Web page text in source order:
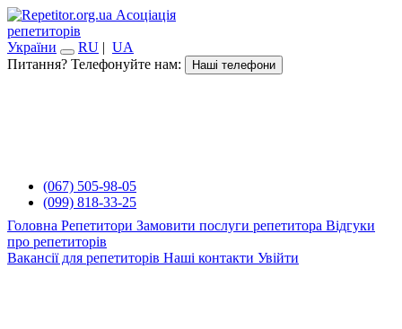
Асоціація
репетиторів
України
RU | UA
Питання? Телефонуйте нам:
Наші телефони
(067) 505-98-05
(099) 818-33-25
Головна Репетитори Замовити послуги репетитора Відгуки
про репетиторів
Вакансії для репетиторів Наші контакти Увійти